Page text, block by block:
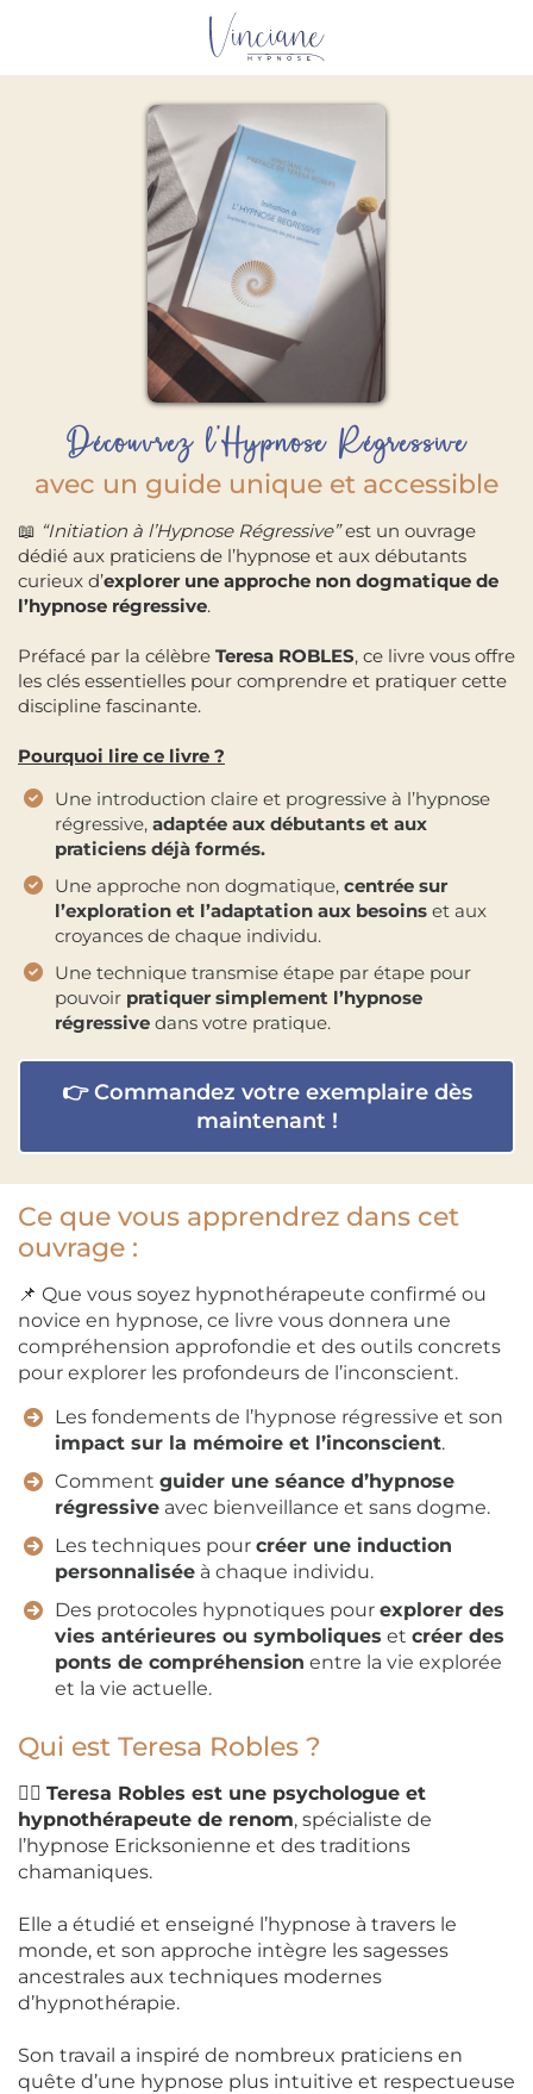
Découvrez l’Hypnose Régressive
avec un guide unique et accessible
📖 “Initiation à l’Hypnose Régressive”est un ouvrage
dédié aux praticiens de l’hypnose et aux débutants
curieux d’explorer une approche non dogmatique de
l’hypnose régressive.
Préfacé par la célèbre Teresa ROBLES, ce livre vous offre
les clés essentielles pour comprendre et pratiquer cette
discipline fascinante.
Pourquoi lire ce livre ?
Une introduction claire et progressive à l’hypnose
régressive, adaptée aux débutants et aux
praticiens déjà formés.
Une approche non dogmatique, centrée sur
l’exploration et l’adaptation aux besoins et aux
croyances de chaque individu.
Une technique transmise étape par étape pour
pouvoir pratiquer simplement l’hypnose
régressive dans votre pratique.
👉 Commandez votre exemplaire dès
maintenant !
Ce que vous apprendrez dans cet
ouvrage :
📌 Que vous soyez hypnothérapeute confirmé ou
novice en hypnose, ce livre vous donnera une
compréhension approfondie et des outils concrets
pour explorer les profondeurs de l’inconscient.
Les fondements de l’hypnose régressive et son
impact sur la mémoire et l’inconscient.
Comment guider une séance d’hypnose
régressive avec bienveillance et sans dogme.
Les techniques pour créer une induction
personnalisée à chaque individu.
Des protocoles hypnotiques pour explorer des
vies antérieures ou symboliques et créer des
ponts de compréhension entre la vie explorée
et la vie actuelle.
Qui est Teresa Robles ?
👩‍⚕️ Teresa Robles est une psychologue et
hypnothérapeute de renom, spécialiste de
l’hypnose Ericksonienne et des traditions
chamaniques.
Elle a étudié et enseigné l’hypnose à travers le
monde, et son approche intègre les sagesses
ancestrales aux techniques modernes
d’hypnothérapie.
Son travail a inspiré de nombreux praticiens en
quête d’une hypnose plus intuitive et respectueuse